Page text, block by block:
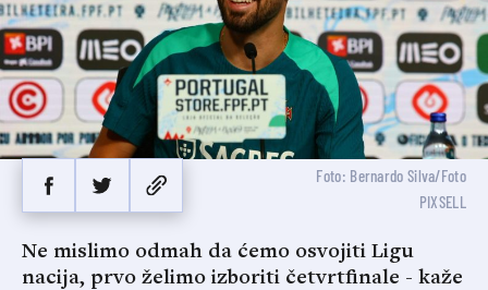
Foto: Bernardo Silva/Foto
PIXSELL
Ne mislimo odmah da ćemo osvojiti Ligu
nacija, prvo želimo izboriti četvrtfinale - kaže